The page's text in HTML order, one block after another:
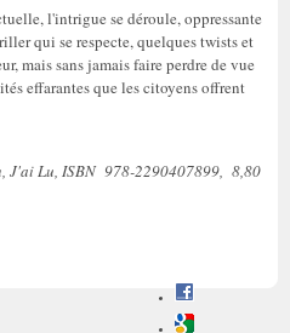
l'intrigue se déroule, oppressante
qui se respecte, quelques twists et
mais sans jamais faire perdre de vue
effarantes que les citoyens offrent
J'ai Lu, ISBN 978-2290407899, 8,80